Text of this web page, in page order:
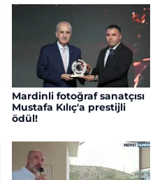
Mardinli fotoğraf sanatçısı
Mustafa Kılıç'a prestijli
ödül!